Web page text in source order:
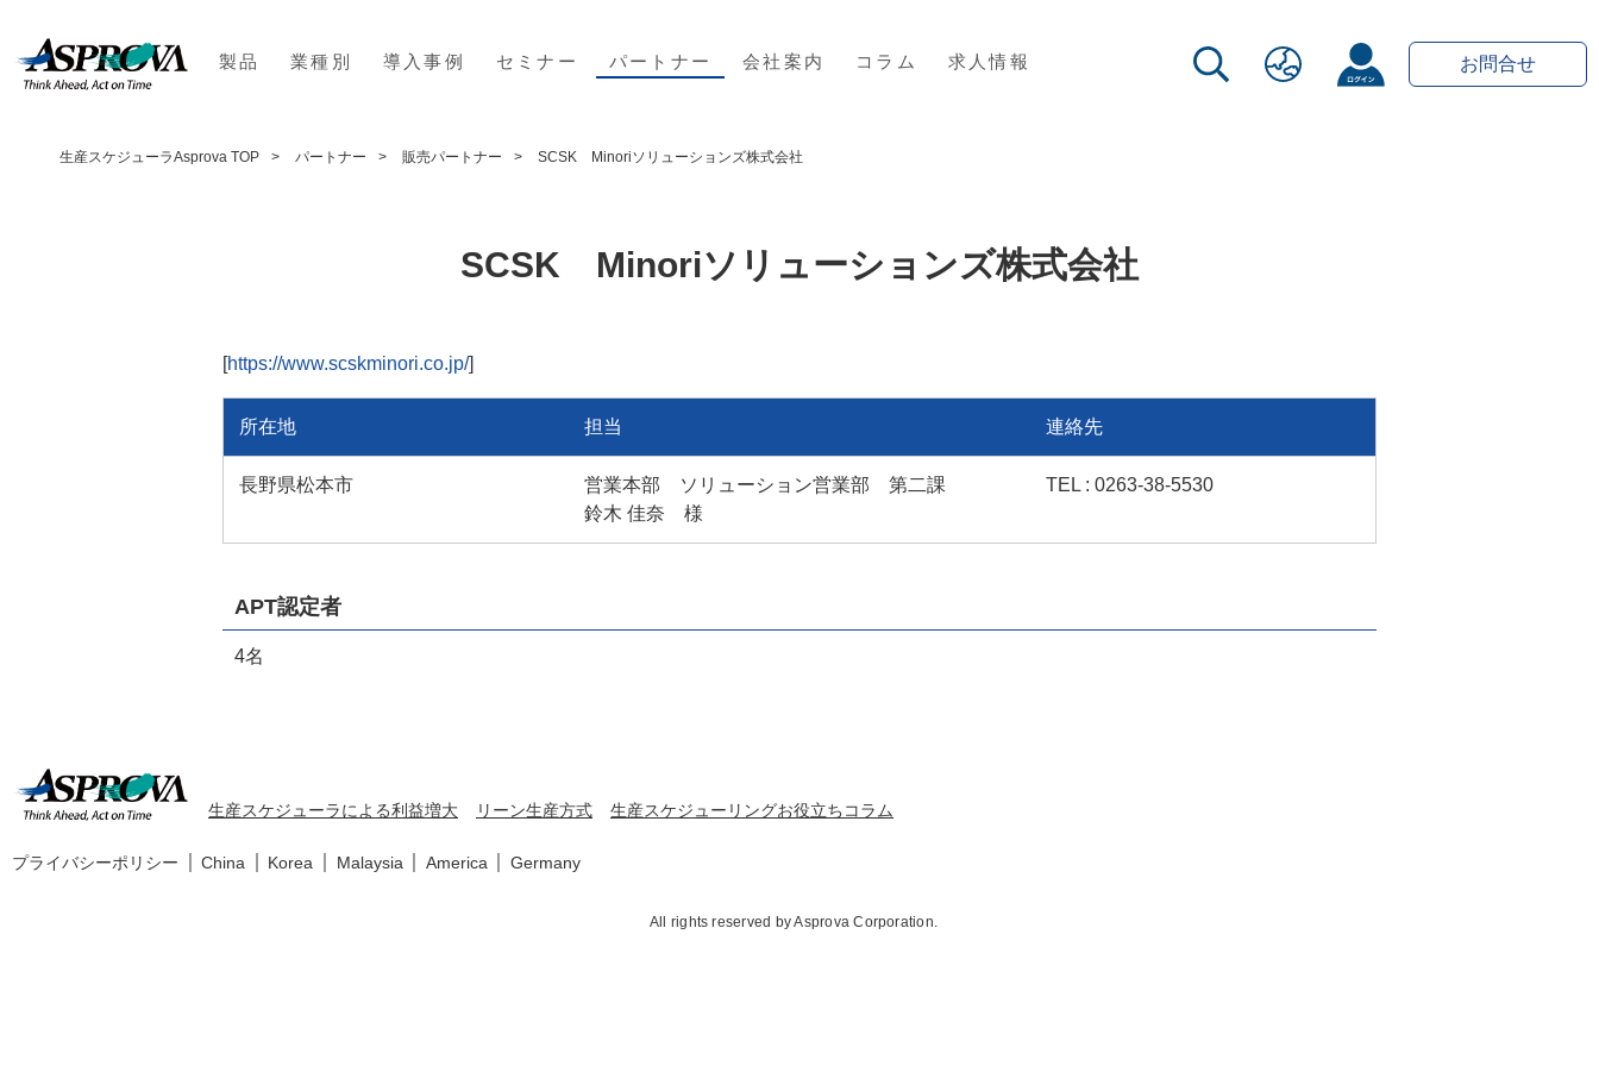
製品 業種別 導入事例 セミナー パートナー 会社案内 コラム 求人情報 お問合せ
生産スケジューラAsprova TOP パートナー 販売パートナー SCSK Minoriソリューションズ株式会社
SCSK Minoriソリューションズ株式会社
[https://www.scskminori.co.jp/]
所在地 担当 連絡先
長野県松本市
営業本部 ソリューション営業部 第二課
鈴木 佳奈 様
TEL : 0263-38-5530
APT認定者
4名
生産スケジューラによる利益増大 リーン生産方式 生産スケジューリングお役立ちコラム
プライバシーポリシー China Korea Malaysia America Germany
All rights reserved by Asprova Corporation.